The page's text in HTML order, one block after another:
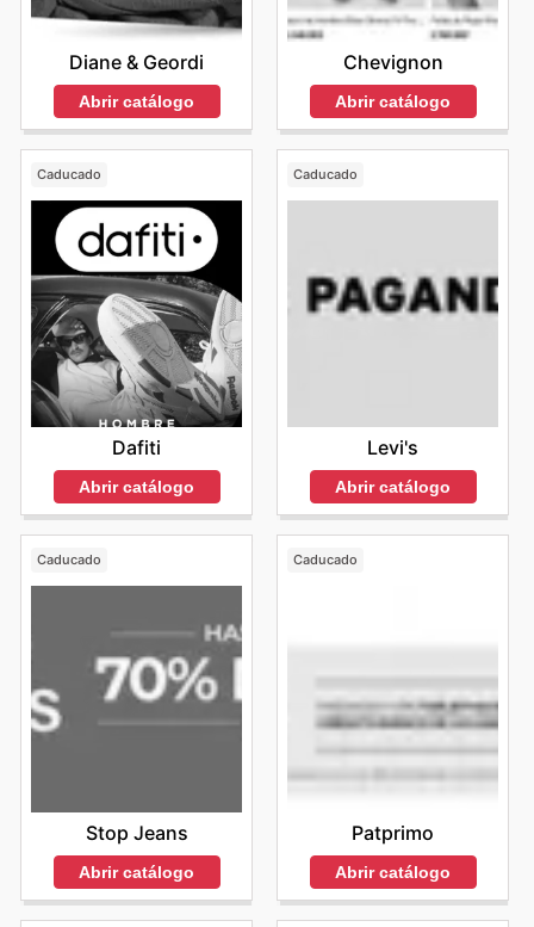
Diane & Geordi
Abrir catálogo
Chevignon
Abrir catálogo
Caducado
Dafiti
Abrir catálogo
Caducado
Levi's
Abrir catálogo
Caducado
Stop Jeans
Abrir catálogo
Caducado
Patprimo
Abrir catálogo